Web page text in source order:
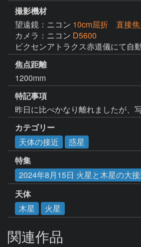
撮影機材
望遠鏡：ニコン 10cm屈折 直接焦
カメラ：ニコン D5600
ビクセンアトラクス赤道儀にて自
焦点距離
1200mm
特記事項
昨日に比べかなり離れましたが、
カテゴリー
天体の接近
惑星
特集
2024年8月15日 火星と木星の大
天体
木星
火星
関連作品